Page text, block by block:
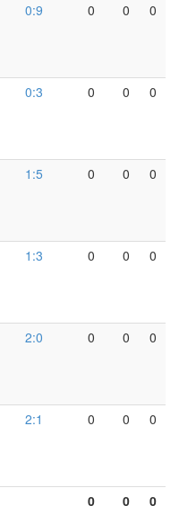
0:9 0 0 0
0:3 0 0 0
1:5 0 0 0
1:3 0 0 0
2:0 0 0 0
2:1 0 0 0
0 0 0